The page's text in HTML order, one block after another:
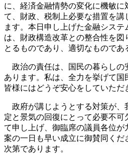
に、経済金融情勢の変化に機敏に
て、財政、税制上必要な措置を講
ます。本日申し上げた金融シス
は、財政構造改革との整合性を
とるものであり、適切なものであ
政治の責任は、国民の暮らしの
あります。私は、全力を挙げて
皆様にはどうぞ安心をしていただ
政府が講じようとする対策が、
定と景気の回復にとって必要不
て申し上げ、御臨席の議員各位
案の一日も早い成立に御賛同くだ
次第であります。